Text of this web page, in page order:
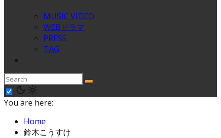
MUSIC VIDEO
WEBドラマ
PRESS
TAG
You are here:
Home
鈴木こうすけ